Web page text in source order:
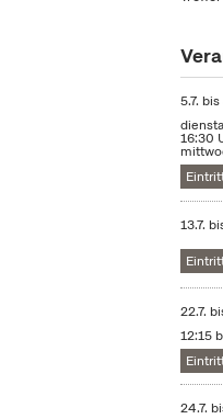
5.7. bis
16:30
13.7.
22.7.
12:15
24.7.